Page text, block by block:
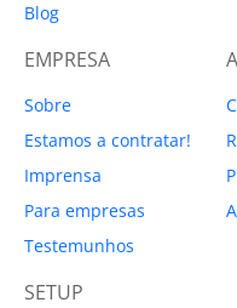
Blog
EMPRESA
Sobre
Estamos a contratar!
Imprensa
Para empresas
Testemunhos
SETUP